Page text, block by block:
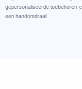
gepersonaliseerde toebehoren
een handomdraai!